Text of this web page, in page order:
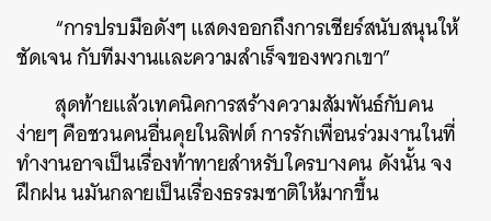
“การปรบมือดังๆ แสดงออกถึงการเชียร์สนับสนุนให้
ชัดเจน กับทีมงานและความสำเร็จของพวกเขา”
สุดท้ายแล้วเทคนิคการสร้างความสัมพันธ์กับคน
ง่ายๆ คือชวนคนอื่นคุยในลิฟต์ การรักเพื่อนร่วมงานในที่
ทำงานอาจเป็นเรื่องท้าทายสำหรับใครบางคน ดังนั้น จง
ฝึกฝน นมันกลายเป็นเรื่องธรรมชาติให้มากขึ้น